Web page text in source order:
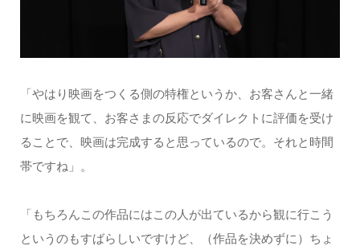
「やはり映画をつくる側の特権というか、お客さんと一緒
に映画を観て、お客さまの反応でダイレクトに評価を受け
ることで、映画は完成すると思っているので。それと時間
帯ですね」。
「もちろんこの作品にはこの人が出ているから観に行こう
というのもすばらしいですけど、（作品を決めずに）ちょ